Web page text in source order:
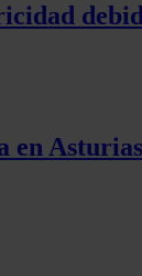
en Asturias